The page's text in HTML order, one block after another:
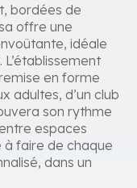
bordées de
offre une
idéale
en forme
adultes, d’un club
son rythme
espaces
à faire de chaque
dans un